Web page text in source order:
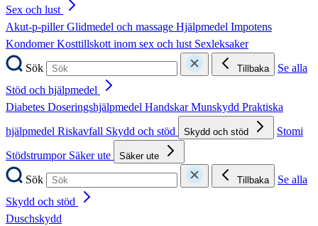
Sex och lust
Akut-p-pillerGlidmedel och massage Hjälpmedel Impotens
KondomerKosttillskott inom sex och lust Sexleksaker
Sök
Tillbaka
Se alla
Stöd och hjälpmedel
Diabetes Doseringshjälpmedel HandskarMunskydd Praktiska
hjälpmedel Riskavfall Skydd och stöd Skydd och stöd
Stomi
Stödstrumpor Säker ute Säker ute
Sök Tillbaka
Se alla
Skydd och stöd
Duschskydd